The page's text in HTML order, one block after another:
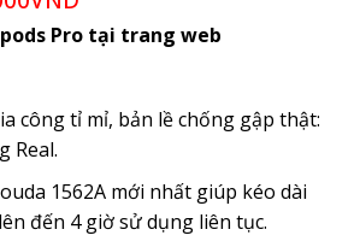
tại
là:
Pro tại trang web
công tỉ mỉ, bản lề chống gập thật:
Real.
1562A mới nhất giúp kéo dài
đến 4 giờ sử dụng liên tục.